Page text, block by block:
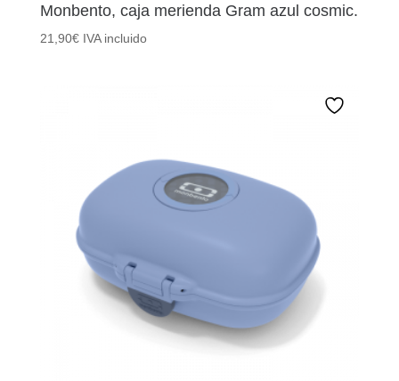
Monbento, caja merienda Gram azul cosmic.
21,90€ IVA incluido